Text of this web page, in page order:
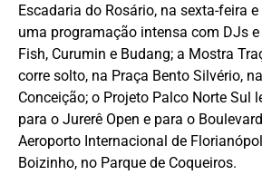
Escadaria do Rosário, na sexta-feira
uma programação intensa com DJs
Fish, Curumin e Budang; a Mostra
corre solto, na Praça Bento Silvério,
Conceição; o Projeto Palco Norte Sul
para o Jurerê Open e para o
Aeroporto Internacional de
Boizinho, no Parque de Coqueiros.